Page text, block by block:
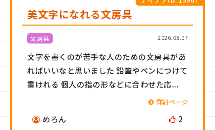
美文字になれる文房具
文房具 2026.08.07
文字を書くのが苦手な人のための文房具があ
ればいいなと思いました 鉛筆やペンにつけて
書けれる 個人の指の形などに合わせた応...
詳細ページ
めろん 2